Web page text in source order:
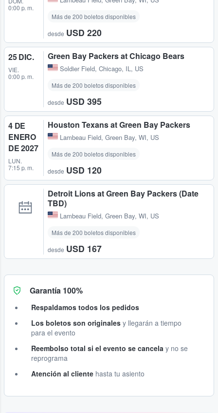
0:00 p. m.
Más de 200 boletos disponibles
desde USD 220
25 DIC.
VIE.
0:00 p. m.
Green Bay Packers at Chicago Bears
Soldier Field, Chicago, IL, US
Más de 200 boletos disponibles
desde USD 395
4 DE
ENERO
DE 2027
LUN.
7:15 p. m.
Houston Texans at Green Bay Packers
Lambeau Field, Green Bay, WI, US
Más de 200 boletos disponibles
desde USD 120
Detroit Lions at Green Bay Packers (Date
TBD)
Lambeau Field, Green Bay, WI, US
Más de 200 boletos disponibles
desde USD 167
Garantía 100%
Respaldamos todos los pedidos
Los boletos son originales y llegarán a tiempo
para el evento
Reembolso total si el evento se cancela y no se
reprograma
Atención al cliente hasta tu asiento